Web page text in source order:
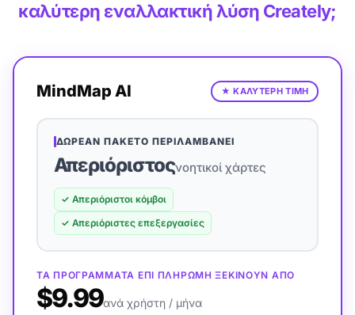
καλύτερη εναλλακτική λύση Creately;
MindMap AI ★ΚΑΛΥΤΕΡΗ ΤΙΜΗ
ΔΩΡΕΆΝ ΠΑΚΈΤΟ ΠΕΡΙΛΑΜΒΆΝΕΙ
Απεριόριστοςνοητικοί χάρτες
✓ Απεριόριστοι κόμβοι
✓ Απεριόριστες επεξεργασίες
ΤΑ ΠΡΟΓΡΆΜΜΑΤΑ ΕΠΊ ΠΛΗΡΩΜΉ ΞΕΚΙΝΟΎΝ ΑΠΌ
$9.99ανά χρήστη / μήνα